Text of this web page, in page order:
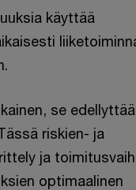
käyttää
se edellyttää
riskien- ja
ja
optimaalinen